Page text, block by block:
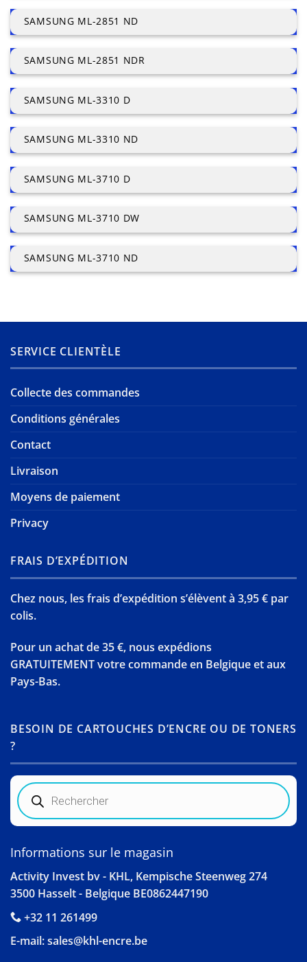
SAMSUNG ML-2851 ND
SAMSUNG ML-2851 NDR
SAMSUNG ML-3310 D
SAMSUNG ML-3310 ND
SAMSUNG ML-3710 D
SAMSUNG ML-3710 DW
SAMSUNG ML-3710 ND
SERVICE CLIENTÈLE
Collecte des commandes
Conditions générales
Contact
Livraison
Moyens de paiement
Privacy
FRAIS D’EXPÉDITION
Chez nous, les frais d’expédition s’élèvent à 3,95 € par
colis.
Pour un achat de 35 €, nous expédions
GRATUITEMENT votre commande en Belgique et aux
Pays-Bas.
BESOIN DE CARTOUCHES D’ENCRE OU DE TONERS
?
Recherche
de
produits
Informations sur le magasin
Activity Invest bv - KHL, Kempische Steenweg 274
3500 Hasselt - Belgique BE0862447190
+32 11 261499
E-mail:sales@khl-encre.be